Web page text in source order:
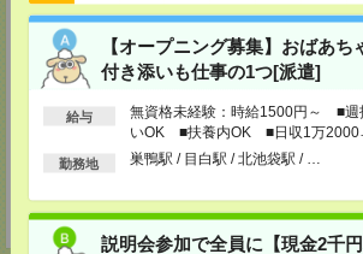
【オープニング募集】おばあち
付き添いも仕事の1つ[派遣]
給与
無資格未経験：時給1500円～ ■週
いOK ■扶養内OK ■日収1万2000
以上
勤務地 巣鴨駅 / 目白駅 / 北池袋駅 / …
説明会参加で全員に【現金2千
TEL：0120-921-871
MAIL：worker@nissonet.co.jp
担当：採用担当者
受付可能日時：9:30-19:00 ※電話受付時間⇒9:30-
埼玉県さいたま市大宮区仲町2-23-2 大宮仲町セン
TEL：0120-921-871
担当：採用担当者
受付可能日時：9:30-19:00 ※電話受付時間⇒9:30-